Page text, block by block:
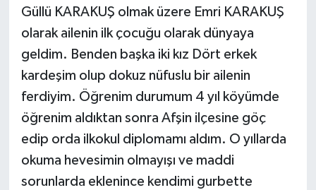
Güllü KARAKUŞ olmak üzere Emri KARAKUŞ
olarak ailenin ilk çocuğu olarak dünyaya
geldim. Benden başka iki kız Dört erkek
kardeşim olup dokuz nüfuslu bir ailenin
ferdiyim. Öğrenim durumum 4 yıl köyümde
öğrenim aldıktan sonra Afşin ilçesine göç
edip orda ilkokul diplomamı aldım. O yıllarda
okuma hevesimin olmayışı ve maddi
sorunlarda eklenince kendimi gurbette